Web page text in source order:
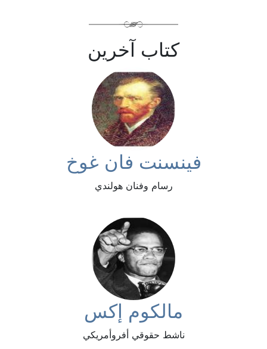
كتاب آخرين
فينسنت فان غوخ
رسام وفنان هولندي
مالكوم إكس
ناشط حقوقي أفروأمريكي